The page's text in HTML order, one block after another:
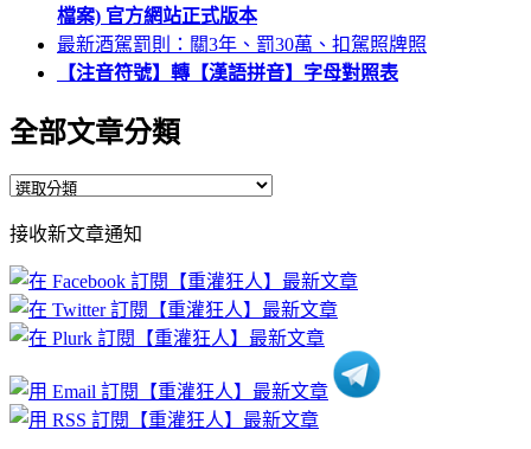
檔案) 官方網站正式版本
最新酒駕罰則：關3年、罰30萬、扣駕照牌照
【注音符號】轉【漢語拼音】字母對照表
全部文章分類
全
文
章
分
類
接收新文章通知